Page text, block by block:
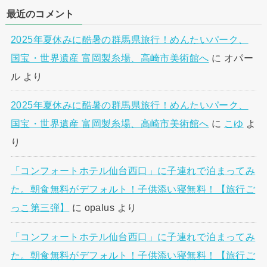
最近のコメント
2025年夏休みに酷暑の群馬県旅行！めんたいパーク、
国宝・世界遺産 富岡製糸場、高崎市美術館へ に オパー
ル より
2025年夏休みに酷暑の群馬県旅行！めんたいパーク、
国宝・世界遺産 富岡製糸場、高崎市美術館へ に こゆ よ
り
「コンフォートホテル仙台西口」に子連れで泊まってみ
た。朝食無料がデフォルト！子供添い寝無料！【旅行ご
っこ第三弾】
に opalus より
「コンフォートホテル仙台西口」に子連れで泊まってみ
た。朝食無料がデフォルト！子供添い寝無料！【旅行ご